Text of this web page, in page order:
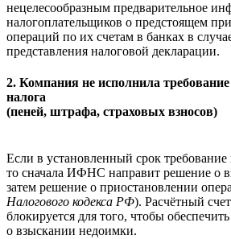
нецелесообразным предварительное
налогоплательщиков о предстоящем
операций по их счетам в банках в
представления налоговой декларации.
2. Компания не исполнила
налога
(пеней, штрафа, страховых взносов)
Если в установленный срок требование
то сначала ИФНС направит решение о
затем решение о приостановлении
Налогового кодекса РФ). Расчётный
блокируется для того, чтобы
о взыскании недоимки.